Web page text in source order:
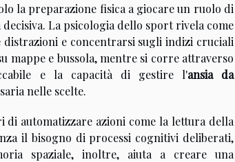
la preparazione fisica a giocare un ruolo di
La psicologia dello sport rivela come
e concentrarsi sugli indizi cruciali
mappe e bussola, mentre si corre attraverso
e la capacità di gestire l'ansia da
nelle scelte.
automatizzare azioni come la lettura della
il bisogno di processi cognitivi deliberati,
spaziale, inoltre, aiuta a creare una